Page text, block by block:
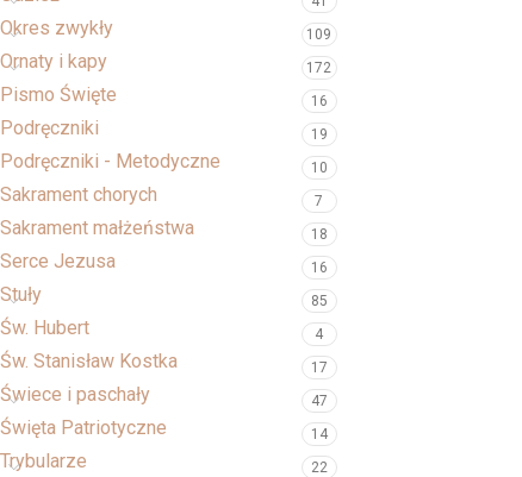
Okres zwykły 109
Ornaty i kapy 172
Pismo Święte 16
Podręczniki 19
Podręczniki - Metodyczne 10
Sakrament chorych 7
Sakrament małżeństwa 18
Serce Jezusa 16
Stuły 85
Św. Hubert 4
Św. Stanisław Kostka 17
Świece i paschały 47
Święta Patriotyczne 14
Trybularze 22